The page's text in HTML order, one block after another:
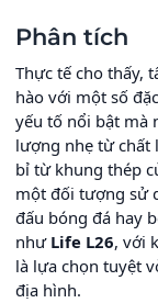
Phân tích
Thực tế cho thấy,
hào với một số
yếu tố nổi bật mà
lượng nhẹ từ chất
bỉ từ khung thép
một đối tượng sử
đấu bóng đá hay
như Life L26, với
là lựa chọn tuyệt
địa hình.